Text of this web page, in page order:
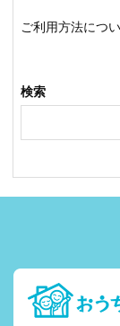
ご利用方法につ
検索